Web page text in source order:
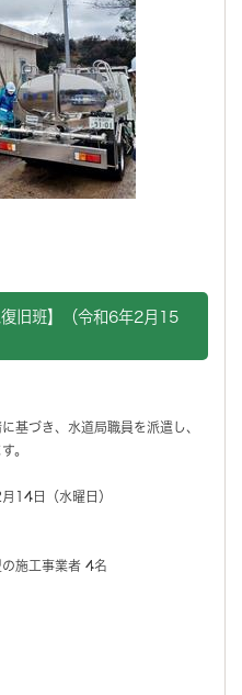
旧班】（令和6年2月15
基づき、水道局職員を派遣し、
。
14日（水曜日）
施工事業者 4名